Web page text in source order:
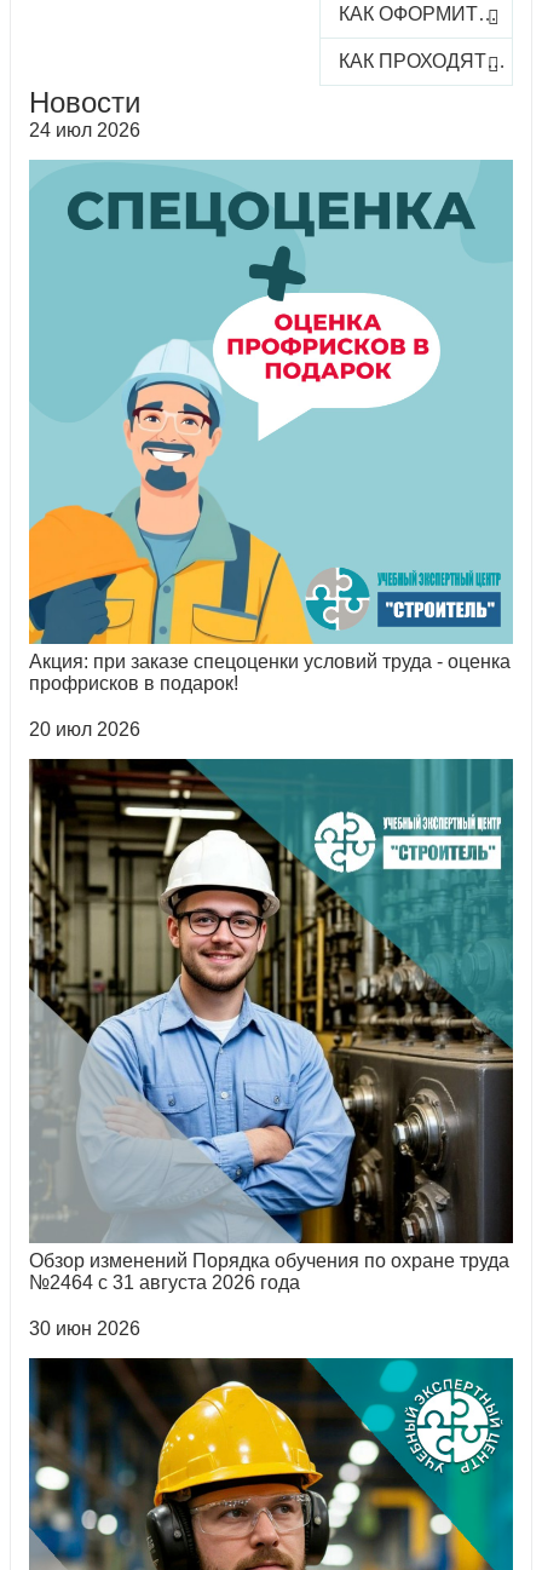
КАК ОФОРМИТЬ ЗАКАЗ КУРСА
КАК ПРОХОДЯТ ОНЛАЙН-КУРСЫ
Новости
24 июл 2026
Акция: при заказе спецоценки условий труда - оценка
профрисков в подарок!
20 июл 2026
Обзор изменений Порядка обучения по охране труда
№2464 с 31 августа 2026 года
30 июн 2026